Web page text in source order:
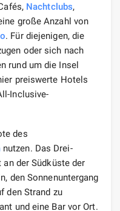
Nachtclubs,
große Anzahl von
. Für diejenigen, die
oder sich nach
rund um die Insel
preiswerte Hotels
Inclusive-
des
nutzen. Das Drei-
an der Südküste der
den Sonnenuntergang
den Strand zu
und eine Bar vor Ort.